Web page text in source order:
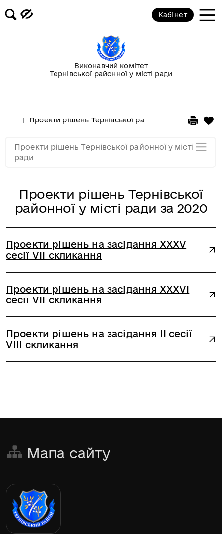
Виконавчий комітет
Тернівської районної у місті ради
Кабінет
Проекти рішень Тернівської районної у місті ради
Проекти рішень Тернівської
районної у місті ради за 2020
Проекти рішень на засідання XXXV
сесії VII скликання
Проекти рішень на засідання XXXVІ
сесії VII скликання
Проекти рішень на засідання ІІ сесії
VІII скликання
Проекти рішень Тернівської районної у місті
ради
Проекти рішень Тернівської
районної у місті ради за 2020
Проекти рішень Тернівської
районної у місті ради за 2019
районної у місті ради за 2017
Мапа сайту